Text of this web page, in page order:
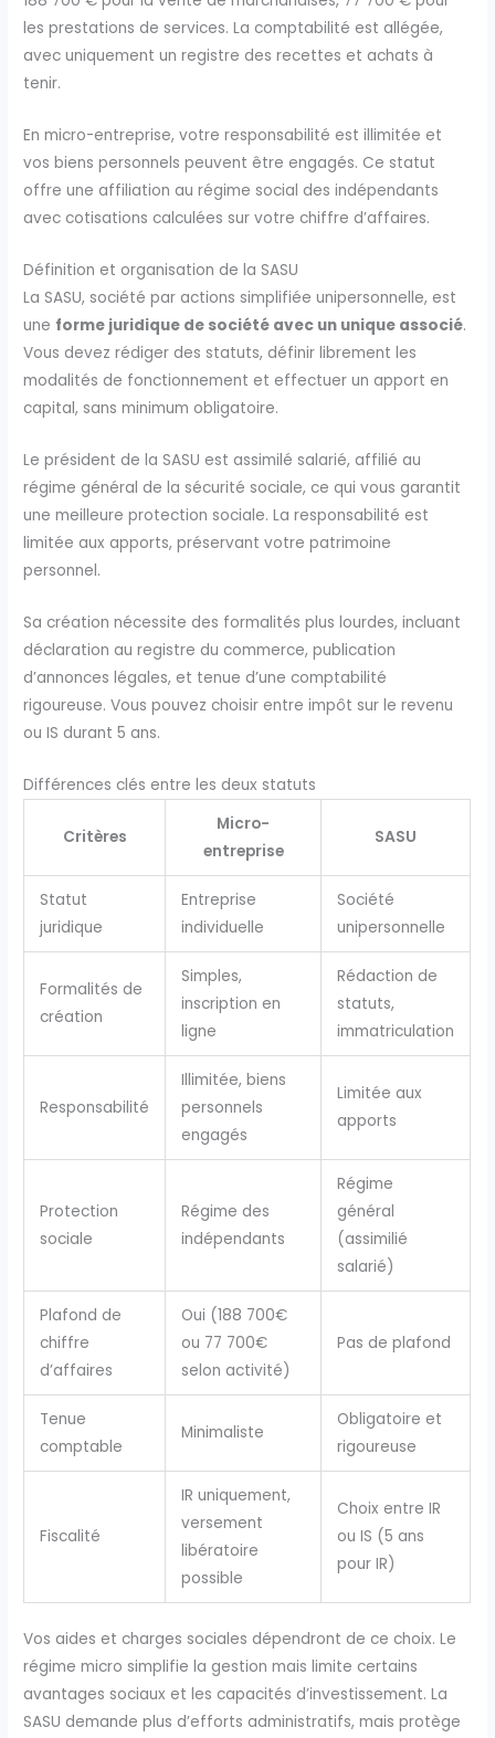
les prestations de services. La comptabilité est allégée,
avec uniquement un registre des recettes et achats à
tenir.
En micro-entreprise, votre responsabilité est illimitée et
vos biens personnels peuvent être engagés. Ce statut
offre une affiliation au régime social des indépendants
avec cotisations calculées sur votre chiffre d’affaires.
Définition et organisation de la SASU
La SASU, société par actions simplifiée unipersonnelle, est
une forme juridique de société avec un unique associé.
Vous devez rédiger des statuts, définir librement les
modalités de fonctionnement et effectuer un apport en
capital, sans minimum obligatoire.
Le président de la SASU est assimilé salarié, affilié au
régime général de la sécurité sociale, ce qui vous garantit
une meilleure protection sociale. La responsabilité est
limitée aux apports, préservant votre patrimoine
personnel.
Sa création nécessite des formalités plus lourdes, incluant
déclaration au registre du commerce, publication
d’annonces légales, et tenue d’une comptabilité
rigoureuse. Vous pouvez choisir entre impôt sur le revenu
ou IS durant 5 ans.
Différences clés entre les deux statuts
Critères
Micro-
entreprise
SASU
Statut
juridique
Entreprise
individuelle
Société
unipersonnelle
Formalités de
création
Simples,
inscription en
ligne
Rédaction de
statuts,
immatriculation
Responsabilité
Illimitée, biens
personnels
engagés
Limitée aux
apports
Protection
sociale
Régime des
indépendants
Régime
général
(assimilié
salarié)
Plafond de
chiffre
d’affaires
Oui (188 700€
ou 77 700€
selon activité)
Pas de plafond
Tenue
comptable
Minimaliste
Obligatoire et
rigoureuse
Fiscalité
IR uniquement,
versement
libératoire
possible
Choix entre IR
ou IS (5 ans
pour IR)
Vos aides et charges sociales dépendront de ce choix. Le
régime micro simplifie la gestion mais limite certains
avantages sociaux et les capacités d’investissement. La
SASU demande plus d’efforts administratifs, mais protège